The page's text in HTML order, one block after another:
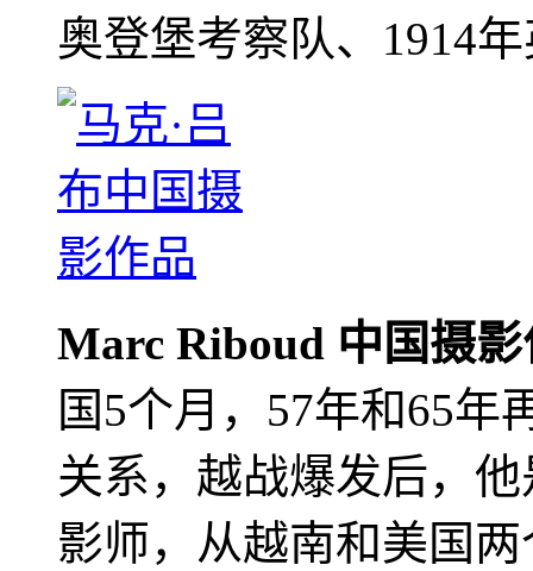
奥登堡考察队、1914
Marc Riboud 中国摄
国5个月，57年和65年
关系，越战爆发后，
影师，从越南和美国